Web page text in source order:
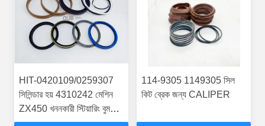
HIT-0420109/0259307
সিলিন্ডার হয় 4310242 মেশিন
ZX450 খননকারী স্টিয়ারিং বুম
আর্ম BUCKER SEAL
114-9305 1149305 সিল
কিট ব্রেক জন্য CALIPER